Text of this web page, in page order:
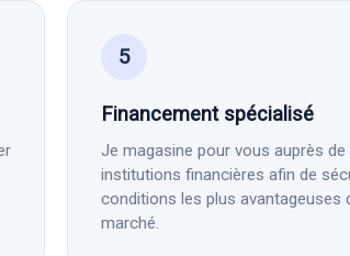
5
Financement spécialisé
Je magasine pour vous auprès de
institutions financières afin de
conditions les plus avantageuses
marché.